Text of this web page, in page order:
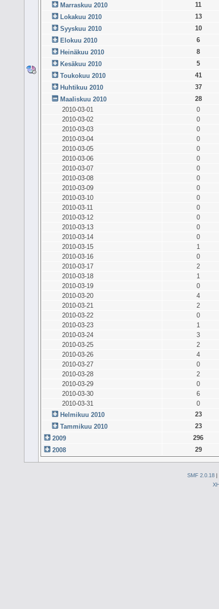
Marraskuu 2010
11
Lokakuu 2010
13
Syyskuu 2010
10
Elokuu 2010
6
Heinäkuu 2010
8
Kesäkuu 2010
5
Toukokuu 2010
41
Huhtikuu 2010
37
Maaliskuu 2010
28
2010-03-01
0
2010-03-02
0
2010-03-03
0
2010-03-04
0
2010-03-05
0
2010-03-06
0
2010-03-07
0
2010-03-08
0
2010-03-09
0
2010-03-10
0
2010-03-11
0
2010-03-12
0
2010-03-13
0
2010-03-14
0
2010-03-15
1
2010-03-16
0
2010-03-17
2
2010-03-18
1
2010-03-19
0
2010-03-20
4
2010-03-21
2
2010-03-22
0
2010-03-23
1
2010-03-24
3
2010-03-25
2
2010-03-26
4
2010-03-27
0
2010-03-28
2
2010-03-29
0
2010-03-30
6
2010-03-31
0
Helmikuu 2010
23
Tammikuu 2010
23
2009
296
2008
29
SMF 2.0.18 |